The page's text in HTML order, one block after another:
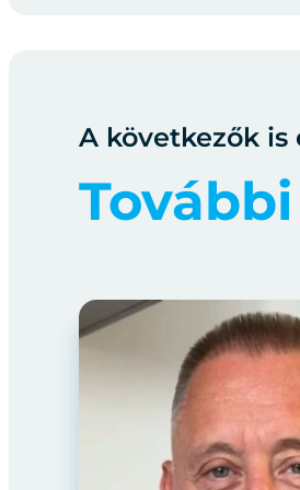
A következők